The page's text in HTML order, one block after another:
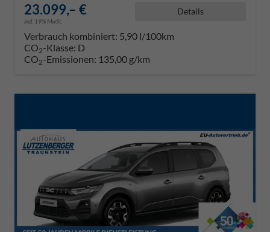
23.099,– €
incl. 19% MwSt.
Details
Verbrauch kombiniert: 5,90 l/100km
CO2-Klasse: D
CO2-Emissionen: 135,00 g/km